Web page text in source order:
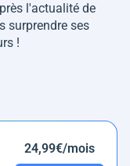
l'actualité de
surprendre ses
!
24,99€/mois